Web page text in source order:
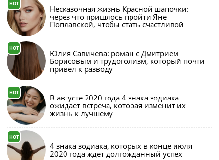
HOT
Несказочная жизнь Красной шапочки:
через что пришлось пройти Яне
Поплавской, чтобы стать счастливой
HOT
Юлия Савичева: роман с Дмитрием
Борисовым и трудоголизм, который почти
привёл к разводу
HOT
В августе 2020 года 4 знака зодиака
ожидает встреча, которая изменит их
жизнь к лучшему
HOT
4 знака зодиака, которых в конце июля
2020 года ждет долгожданный успех